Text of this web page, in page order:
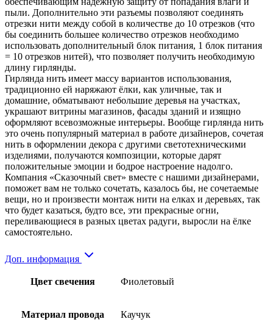
пыли. Дополнительно эти разъемы позволяют соединять
отрезки нити между собой в количестве до 10 отрезков (что
бы соединить большее количество отрезков необходимо
использовать дополнительный блок питания, 1 блок питания
= 10 отрезков нитей), что позволяет получить необходимую
длину гирлянды.
Гирлянда нить имеет массу вариантов использования,
традиционно ей наряжают ёлки, как уличные, так и
домашние, обматывают небольшие деревья на участках,
украшают витрины магазинов, фасады зданий и изящно
оформляют всевозможные интерьеры. Вообще гирлянда нить
это очень популярный материал в работе дизайнеров, сочетая
нить в оформлении декора с другими светотехническими
изделиями, получаются композиции, которые дарят
положительные эмоции и бодрое настроение надолго.
Компания «Сказочный свет» вместе с нашими дизайнерами,
поможет вам не только сочетать, казалось бы, не сочетаемые
вещи, но и произвести монтаж нити на елках и деревьях, так
что будет казаться, будто все, эти прекрасные огни,
переливающиеся в разных цветах радуги, выросли на ёлке
самостоятельно.
Доп. информация
Цвет свечения Фиолетовый
Материал провода Каучук